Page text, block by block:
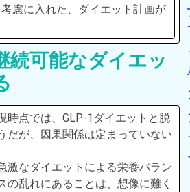
慮に入れた、ダイエット計画が
続可能なダイエッ
時点では、GLP-1ダイエットと脱
だが、因果関係は定まっていない
激なダイエットによる栄養バラン
の乱れにあることは、想像に難く